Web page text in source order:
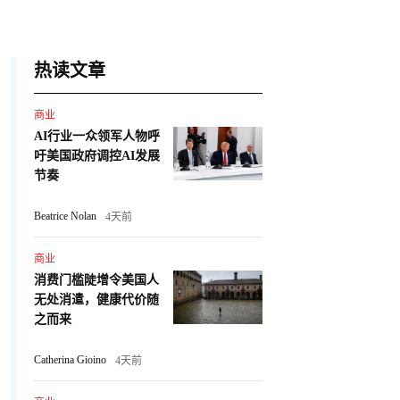
热读文章
商业
AI行业一众领军人物呼
吁美国政府调控AI发展
节奏
Beatrice Nolan 4天前
商业
消费门槛陡增令美国人
无处消遣，健康代价随
之而来
Catherina Gioino 4天前